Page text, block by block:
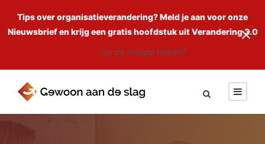
Tips over organisatieverandering? Meld je aan voor onze
Nieuwsbrief en krijg een gratis hoofdstuk uit Verandering 3.0
Op de hoogte blijven?